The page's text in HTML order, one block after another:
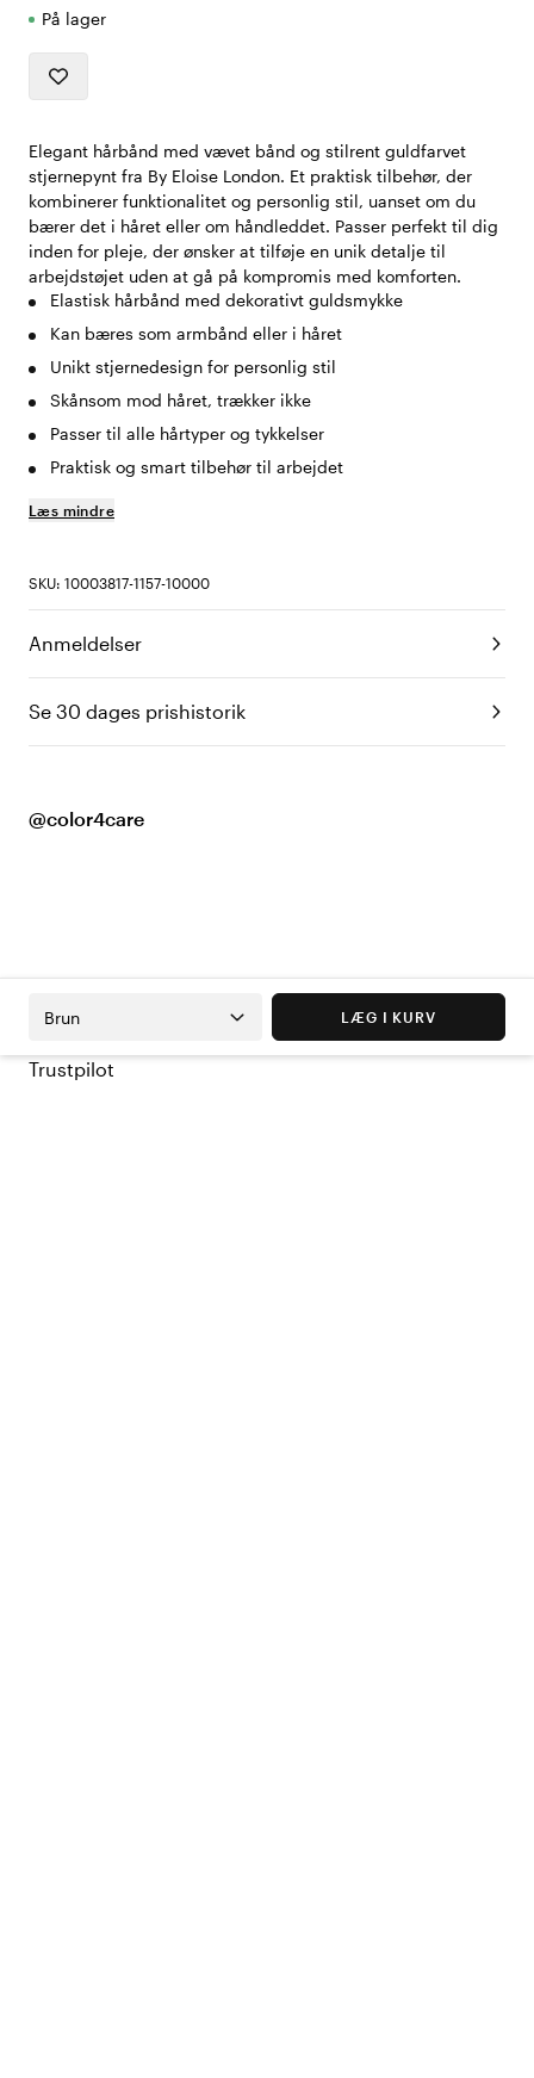
På lager
Elegant hårbånd med vævet bånd og stilrent guldfarvet
stjernepynt fra By Eloise London. Et praktisk tilbehør, der
kombinerer funktionalitet og personlig stil, uanset om du
bærer det i håret eller om håndleddet. Passer perfekt til dig
inden for pleje, der ønsker at tilføje en unik detalje til
arbejdstøjet uden at gå på kompromis med komforten.
Elastisk hårbånd med dekorativt guldsmykke
Kan bæres som armbånd eller i håret
Unikt stjernedesign for personlig stil
Skånsom mod håret, trækker ikke
Passer til alle hårtyper og tykkelser
Praktisk og smart tilbehør til arbejdet
Læs mindre
SKU: 10003817-1157-10000
Anmeldelser
Se 30 dages prishistorik
@color4care
Brun LÆG I KURV
Trustpilot